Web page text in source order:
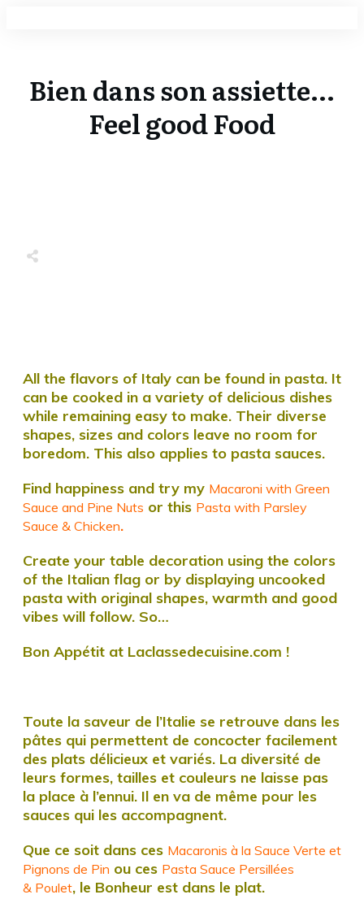
Bien dans son assiette...
Feel good Food
All the flavors of Italy can be found in pasta. It
can be cooked in a variety of delicious dishes
while remaining easy to make. Their diverse
shapes, sizes and colors leave no room for
boredom. This also applies to pasta sauces.
Find happiness and try my Macaroni with Green
Sauce and Pine Nuts or this Pasta with Parsley
Sauce & ​​Chicken.
Create your table decoration using the colors
of the Italian flag or by displaying uncooked
pasta with original shapes, warmth and good
vibes will follow. So…
Bon Appétit at Laclassedecuisine.com !
Toute la saveur de l’Italie se retrouve dans les
pâtes qui permettent de concocter facilement
des plats délicieux et variés. La diversité de
leurs formes, tailles et couleurs ne laisse pas
la place à l’ennui. Il en va de même pour les
sauces qui les accompagnent.
Que ce soit dans ces Macaronis à la Sauce Verte et
Pignons de Pin ou ces Pasta Sauce Persillées
& Poulet, le Bonheur est dans le plat.